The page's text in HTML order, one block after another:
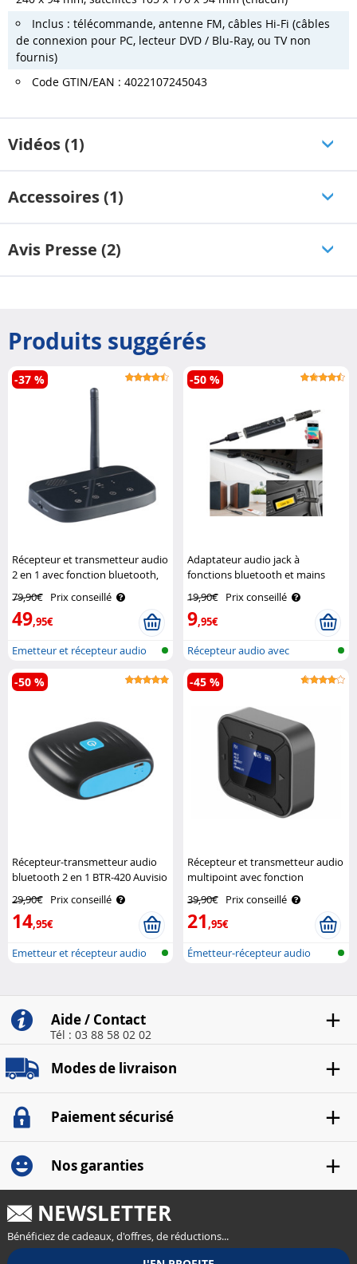
Inclus : télécommande, antenne FM, câbles Hi-Fi (câbles
de connexion pour PC, lecteur DVD / Blu-Ray, ou TV non
fournis)
Code GTIN/EAN : 4022107245043
Vidéos (1)
Accessoires (1)
Avis Presse (2)
Produits suggérés
Récepteur et transmetteur audio
2 en 1 avec fonction bluetooth,
jusqu'à 50 m Auvisio
79,90€ Prix conseillé
49,95€
-37 %
Emetteur et récepteur audio
avec bl..
Adaptateur audio jack à
fonctions bluetooth et mains
libres BTA-40 Auvisio
19,90€ Prix conseillé
9,95€
-50 %
Récepteur audio avec
bluetooth et f..
Récepteur-transmetteur audio
bluetooth 2 en 1 BTR-420 Auvisio
29,90€ Prix conseillé
14,95€
-50 %
Emetteur et récepteur audio
Récepteur et transmetteur audio
multipoint avec fonction
bluetooth 5.3 Auvisio
39,90€ Prix conseillé
21,95€
-45 %
Émetteur-récepteur audio
Aide / Contact
Tél : 03 88 58 02 02
Modes de livraison
Paiement sécurisé
Nos garanties
NEWSLETTER
Bénéficiez de cadeaux, d'offres, de réductions...